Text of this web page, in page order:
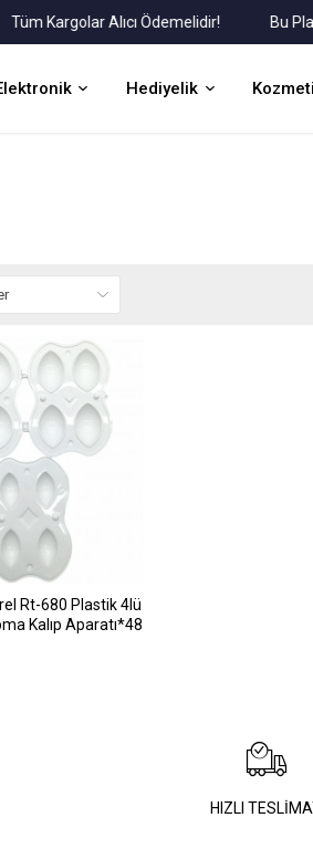
Kargolar Alıcı Ödemelidir! Bu
Hediyelik
Rt-680 Plastik 4lü
Kalıp Aparatı*48
HIZLI